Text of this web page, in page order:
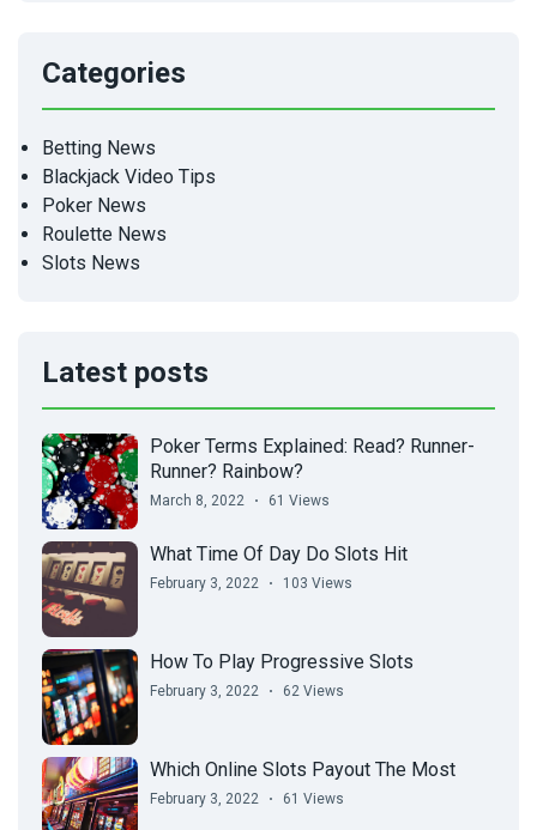
Categories
Betting News
Blackjack Video Tips
Poker News
Roulette News
Slots News
Latest posts
Poker Terms Explained: Read? Runner-
Runner? Rainbow?
March 8, 2022 61 Views
What Time Of Day Do Slots Hit
February 3, 2022 103 Views
How To Play Progressive Slots
February 3, 2022 62 Views
Which Online Slots Payout The Most
February 3, 2022 61 Views